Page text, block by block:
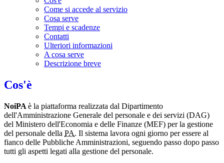
Come si accede al servizio
Cosa serve
Tempi e scadenze
Contatti
Ulteriori informazioni
A cosa serve
Descrizione breve
Cos'è
NoiPA è la piattaforma realizzata dal Dipartimento
dell'Amministrazione Generale del personale e dei servizi (DAG)
del Ministero dell'Economia e delle Finanze (MEF) per la gestione
del personale della PA. Il sistema lavora ogni giorno per essere al
fianco delle Pubbliche Amministrazioni, seguendo passo dopo passo
tutti gli aspetti legati alla gestione del personale.